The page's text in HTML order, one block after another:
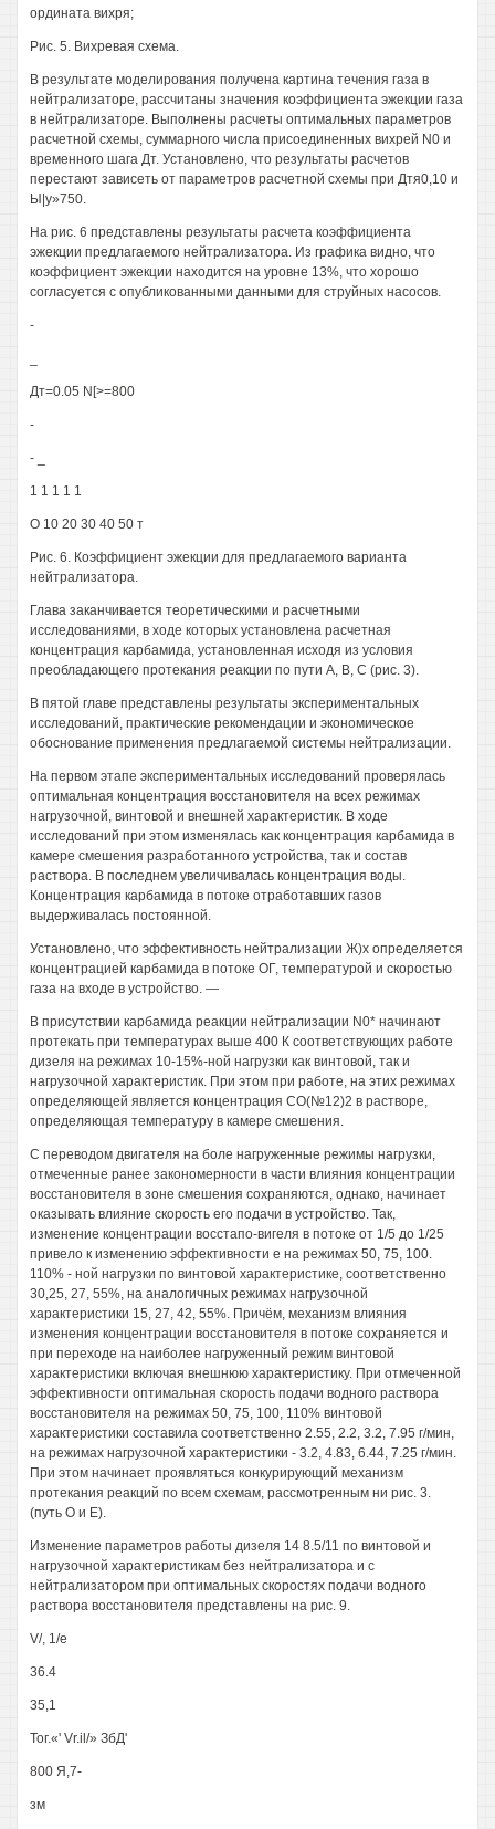
ордината вихря;
Рис. 5. Вихревая схема.
В результате моделирования получена картина течения газа в
нейтрализаторе, рассчитаны значения коэффициента эжекции газа
в нейтрализаторе. Выполнены расчеты оптимальных параметров
расчетной схемы, суммарного числа присоединенных вихрей N0 и
временного шага Дт. Установлено, что результаты расчетов
перестают зависеть от параметров расчетной схемы при Дтя0,10 и
Ы|у»750.
На рис. 6 представлены результаты расчета коэффициента
эжекции предлагаемого нейтрализатора. Из графика видно, что
коэффициент эжекции находится на уровне 13%, что хорошо
согласуется с опубликованными данными для струйных насосов.
-
Дт=0.05 N[>=800
-
- _
1 1 1 1 1
О 10 20 30 40 50 т
Рис. 6. Коэффициент эжекции для предлагаемого варианта
нейтрализатора.
Глава заканчивается теоретическими и расчетными
исследованиями, в ходе которых установлена расчетная
концентрация карбамида, установленная исходя из условия
преобладающего протекания реакции по пути А, В, С (рис. 3).
В пятой главе представлены результаты экспериментальных
исследований, практические рекомендации и экономическое
обоснование применения предлагаемой системы нейтрализации.
На первом этапе экспериментальных исследований проверялась
оптимальная концентрация восстановителя на всех режимах
нагрузочной, винтовой и внешней характеристик. В ходе
исследований при этом изменялась как концентрация карбамида в
камере смешения разработанного устройства, так и состав
раствора. В последнем увеличивалась концентрация воды.
Концентрация карбамида в потоке отработавших газов
выдерживалась постоянной.
Установлено, что эффективность нейтрализации Ж)х определяется
концентрацией карбамида в потоке ОГ, температурой и скоростью
газа на входе в устройство. —
В присутствии карбамида реакции нейтрализации N0* начинают
протекать при температурах выше 400 К соответствующих работе
дизеля на режимах 10-15%-ной нагрузки как винтовой, так и
нагрузочной характеристик. При этом при работе, на этих режимах
определяющей является концентрация СО(№12)2 в растворе,
определяющая температуру в камере смешения.
С переводом двигателя на боле нагруженные режимы нагрузки,
отмеченные ранее закономерности в части влияния концентрации
восстановителя в зоне смешения сохраняются, однако, начинает
оказывать влияние скорость его подачи в устройство. Так,
изменение концентрации восстапо-вигеля в потоке от 1/5 до 1/25
привело к изменению эффективности е на режимах 50, 75, 100.
110% - ной нагрузки по винтовой характеристике, соответственно
30,25, 27, 55%, на аналогичных режимах нагрузочной
характеристики 15, 27, 42, 55%. Причём, механизм влияния
изменения концентрации восстановителя в потоке сохраняется и
при переходе на наиболее нагруженный режим винтовой
характеристики включая внешнюю характеристику. При отмеченной
эффективности оптимальная скорость подачи водного раствора
восстановителя на режимах 50, 75, 100, 110% винтовой
характеристики составила соответственно 2.55, 2.2, 3.2, 7.95 г/мин,
на режимах нагрузочной характеристики - 3.2, 4.83, 6.44, 7.25 г/мин.
При этом начинает проявляться конкурирующий механизм
протекания реакций по всем схемам, рассмотренным ни рис. 3.
(путь О и Е).
Изменение параметров работы дизеля 14 8.5/11 по винтовой и
нагрузочной характеристикам без нейтрализатора и с
нейтрализатором при оптимальных скоростях подачи водного
раствора восстановителя представлены на рис. 9.
V/, 1/е
36.4
35,1
Тог.«' Vr.il/» ЗбД'
800 Я,7-
зм